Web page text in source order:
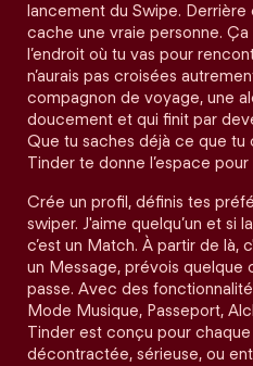
lancement du Swipe.
cache une vraie personne.
l’endroit où tu vas pour
n’aurais pas croisées
compagnon de voyage, une
doucement et qui finit par
Que tu saches déjà ce que tu
Tinder te donne l’espace
Crée un profil, définis tes
swiper. J'aime quelqu’un et si
c’est un Match. À partir de là,
un Message, prévois quelque
passe. Avec des
Mode Musique, Passeport,
Tinder est conçu pour
décontractée, sérieuse, ou